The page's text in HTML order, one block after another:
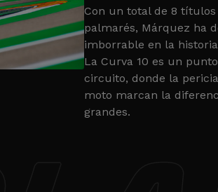
Con un total de 8
palmarés, Márquez ha
imborrable en la
La Curva 10 es un
circuito, donde la
moto marcan la
grandes.